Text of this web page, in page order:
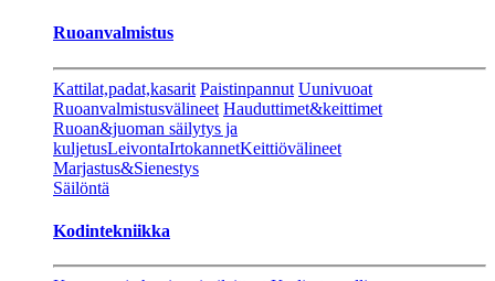
Ruoanvalmistus
Kattilat,padat,kasarit Paistinpannut Uunivuoat
Ruoanvalmistusvälineet Hauduttimet&keittimet
Ruoan&juoman säilytys ja
kuljetusLeivontaIrtokannetKeittiövälineet
Marjastus&Sienestys
Säilöntä
Kodintekniikka